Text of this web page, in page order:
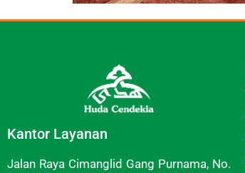
Kantor Layanan
Jalan Raya Cimanglid Gang Purnama, No.